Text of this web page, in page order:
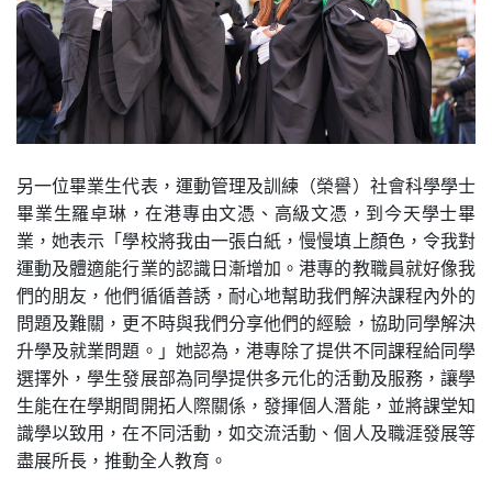
另一位畢業生代表，運動管理及訓練（榮譽）社會科學學士
畢業生羅卓琳，在港專由文憑、高級文憑，到今天學士畢
業，她表示「學校將我由一張白紙，慢慢填上顏色，令我對
運動及體適能行業的認識日漸增加。港專的教職員就好像我
們的朋友，他們循循善誘，耐心地幫助我們解決課程內外的
問題及難關，更不時與我們分享他們的經驗，協助同學解決
升學及就業問題。」她認為，港專除了提供不同課程給同學
選擇外，學生發展部為同學提供多元化的活動及服務，讓學
生能在在學期間開拓人際關係，發揮個人潛能，並將課堂知
識學以致用，在不同活動，如交流活動、個人及職涯發展等
盡展所長，推動全人教育。